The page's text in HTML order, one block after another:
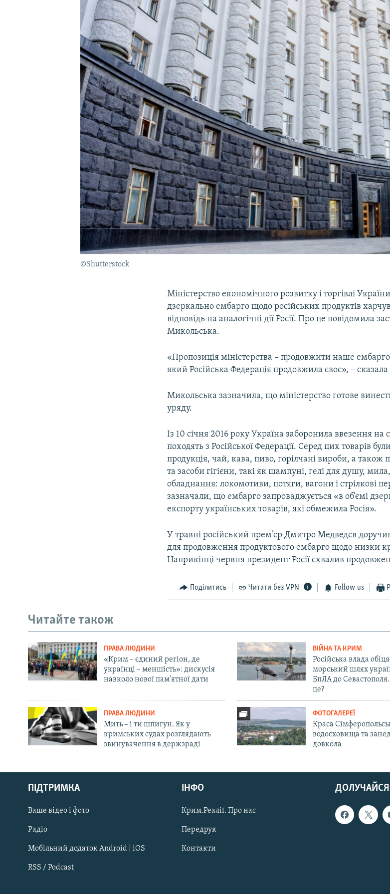
УКРАЇНСЬКА ПРОБЛЕМА КРИМУ
Русский
Qırımtatar
ДОЛУЧАЙСЯ!
©Shutterstock
Міністерство економічного розвитку і торгівлі
дзеркально ембарго щодо російських продуктів
відповідь на аналогічні дії Росії. Про це повідомила
Микольська.
«Пропозиція міністерства – продовжити наше
який Російська Федерація продовжила своє», –
Микольська зазначила, що міністерство готове
уряду.
Із 10 січня 2016 року Україна заборонила ввезення
походять з Російської Федерації. Серед цих товарів
продукція, чай, кава, пиво, горілчані вироби, а також
та засоби гігієни, такі як шампуні, гелі для душу,
обладнання: локомотиви, потяги, вагони і стрілкові
зазначали, що ембарго запроваджується «в об’ємі
експорту українських товарів, які обмежила Росія».
У травні російський прем’єр Дмитро Медведєв
для продовження продуктового ембарго щодо низки
Наприкінці червня президент Росії схвалив
Поділитись Читати без VPN Follow us
Читайте також
ПРАВА ЛЮДИНИ
«Крим – єдиний регіон, де
українці – меншість»: дискусія
навколо нової пам'ятної дати
ВІЙНА ТА КРИМ
Російська влада
морський шлях
БпЛА до
це?
ПРАВА ЛЮДИНИ
Мить – і ти шпигун. Як у
кримських судах розглядають
звинувачення в держзраді
ФОТОГАЛЕРЕЇ
Краса
водосховища та
довкола
ПІДТРИМКА
Ваше відео і фото
Радіо
Мобільний додаток Android | iOS
RSS / Podcast
ІНФО
Крим.Реалії. Про нас
Передрук
Контакти